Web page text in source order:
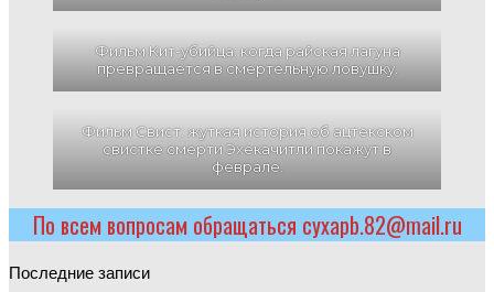
Фильм Кит-убийца: когда райская лагуна
превращается в смертельную ловушку.
Фильм Свист: жуткая история об ацтекском
свистке смерти Эхекачитли покажут в
феврале.
По всем вопросам обращаться cyxapb.82@mail.ru
Последние записи